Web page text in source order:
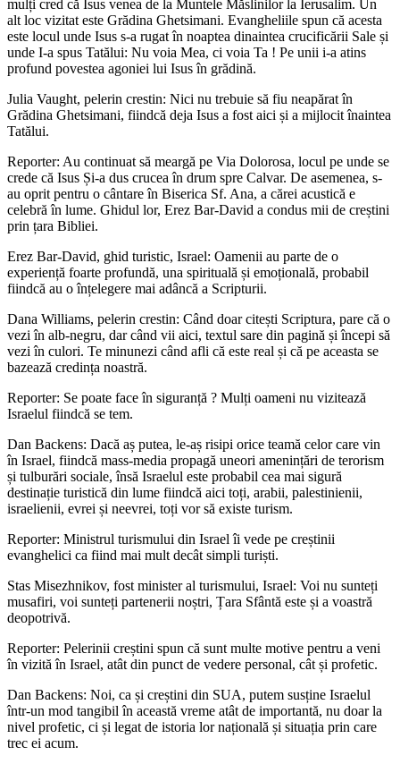
mulți cred că Isus venea de la Muntele Măslinilor la Ierusalim. Un
alt loc vizitat este Grădina Ghetsimani. Evangheliile spun că acesta
este locul unde Isus s-a rugat în noaptea dinaintea crucificării Sale și
unde I-a spus Tatălui: Nu voia Mea, ci voia Ta ! Pe unii i-a atins
profund povestea agoniei lui Isus în grădină.
Julia Vaught, pelerin crestin: Nici nu trebuie să fiu neapărat în
Grădina Ghetsimani, fiindcă deja Isus a fost aici și a mijlocit înaintea
Tatălui.
Reporter: Au continuat să meargă pe Via Dolorosa, locul pe unde se
crede că Isus Și-a dus crucea în drum spre Calvar. De asemenea, s-
au oprit pentru o cântare în Biserica Sf. Ana, a cărei acustică e
celebră în lume. Ghidul lor, Erez Bar-David a condus mii de creștini
prin țara Bibliei.
Erez Bar-David, ghid turistic, Israel: Oamenii au parte de o
experiență foarte profundă, una spirituală și emoțională, probabil
fiindcă au o înțelegere mai adâncă a Scripturii.
Dana Williams, pelerin crestin: Când doar citești Scriptura, pare că o
vezi în alb-negru, dar când vii aici, textul sare din pagină și începi să
vezi în culori. Te minunezi când afli că este real și că pe aceasta se
bazează credința noastră.
Reporter: Se poate face în siguranță ? Mulți oameni nu vizitează
Israelul fiindcă se tem.
Dan Backens: Dacă aș putea, le-aș risipi orice teamă celor care vin
în Israel, fiindcă mass-media propagă uneori amenințări de terorism
și tulburări sociale, însă Israelul este probabil cea mai sigură
destinație turistică din lume fiindcă aici toți, arabii, palestinienii,
israelienii, evrei și neevrei, toți vor să existe turism.
Reporter: Ministrul turismului din Israel îi vede pe creștinii
evanghelici ca fiind mai mult decât simpli turiști.
Stas Misezhnikov, fost minister al turismului, Israel: Voi nu sunteți
musafiri, voi sunteți partenerii noștri, Țara Sfântă este și a voastră
deopotrivă.
Reporter: Pelerinii creștini spun că sunt multe motive pentru a veni
în vizită în Israel, atât din punct de vedere personal, cât și profetic.
Dan Backens: Noi, ca și creștini din SUA, putem susține Israelul
într-un mod tangibil în această vreme atât de importantă, nu doar la
nivel profetic, ci și legat de istoria lor națională și situația prin care
trec ei acum.